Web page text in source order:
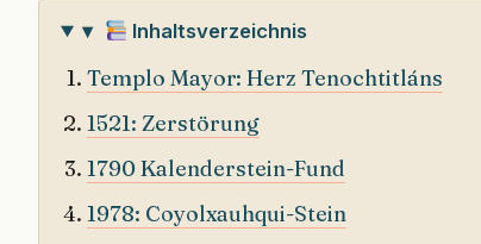
▾ Inhaltsverzeichnis
Templo Mayor: Herz Tenochtitláns
1521: Zerstörung
1790 Kalenderstein-Fund
1978: Coyolxauhqui-Stein